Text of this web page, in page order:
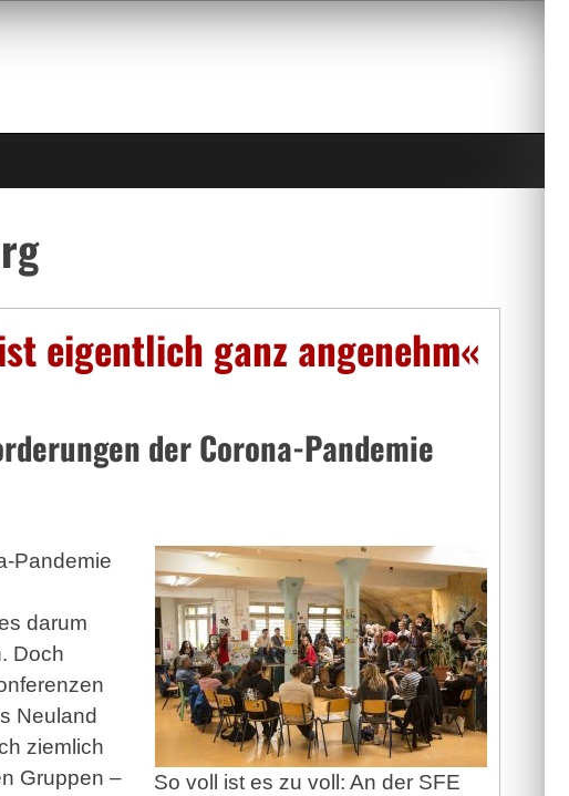
eigentlich ganz angenehm«
der Corona-Pandemie
So voll ist es zu voll: An der SFE
Pandemie
darum
Doch
Neuland
ziemlich
Gruppen –